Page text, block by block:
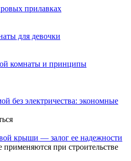
прилавках
для девочки
комнаты и принципы
без электричества: экономные
крыши — залог ее надежности
при строительстве